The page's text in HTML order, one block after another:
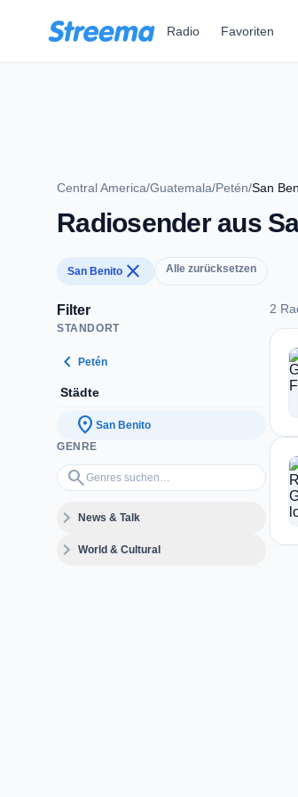
Radio Favoriten
Central America/Guatemala/Petén/San
Radiosender aus
San Benito close Alle zurücksetzen
Filter
STANDORT
chevron_left Petén
Städte
location_on San Benito
GENRE
search
Genres suchen…
expand_moreNews & Talk
expand_moreWorld & Cultural
2
2